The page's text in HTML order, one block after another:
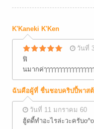
K'Kaneki K'Ken
วันที่
ฟิ
นมากค่ๅๅๅๅๅๅๅๅๅๅๅๅๅๅๅๅๅ
ฉันคือผู้ที่ ชื่นชอบคริปปี้พาส
วันที่ 11 มกราคม 60
ฮู้ดดี้ทำอะไรล่ะวะครับo^o